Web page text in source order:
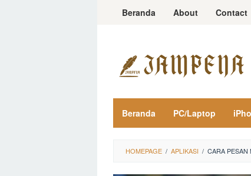
LoncatBeranda About Contact
Beranda PC/Laptop
HOMEPAGE / APLIKASI / CARA PESAN